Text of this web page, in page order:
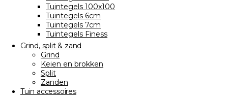
Tuintegels 100x100
Tuintegels 6cm
Tuintegels 7cm
Tuintegels Finess
Grind, split & zand
Grind
Keien en brokken
Split
Zanden
Tuin accessoires